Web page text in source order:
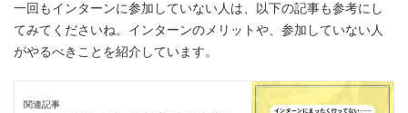
一回もインターンに参加していない人は、以下の記事も参考にし
てみてくださいね。インターンのメリットや、参加していない人
がやるべきことを紹介しています。
関連記事